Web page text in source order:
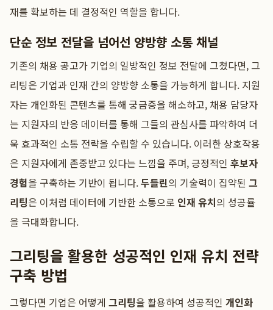
재를 확보하는 데 결정적인 역할을 합니다.
단순 정보 전달을 넘어선 양방향 소통 채널
기존의 채용 공고가 기업의 일방적인 정보 전달에 그쳤다면, 그
리팅은 기업과 인재 간의 양방향 소통을 가능하게 합니다. 지원
자는 개인화된 콘텐츠를 통해 궁금증을 해소하고, 채용 담당자
는 지원자의 반응 데이터를 통해 그들의 관심사를 파악하여 더
욱 효과적인 소통 전략을 수립할 수 있습니다. 이러한 상호작용
은 지원자에게 존중받고 있다는 느낌을 주며, 긍정적인 후보자
경험을 구축하는 기반이 됩니다.두들린의 기술력이 집약된 그
리팅은 이처럼 데이터에 기반한 소통으로 인재 유치의 성공률
을 극대화합니다.
그리팅을 활용한 성공적인 인재 유치 전략
구축 방법
그렇다면 기업은 어떻게 그리팅을 활용하여 성공적인 개인화